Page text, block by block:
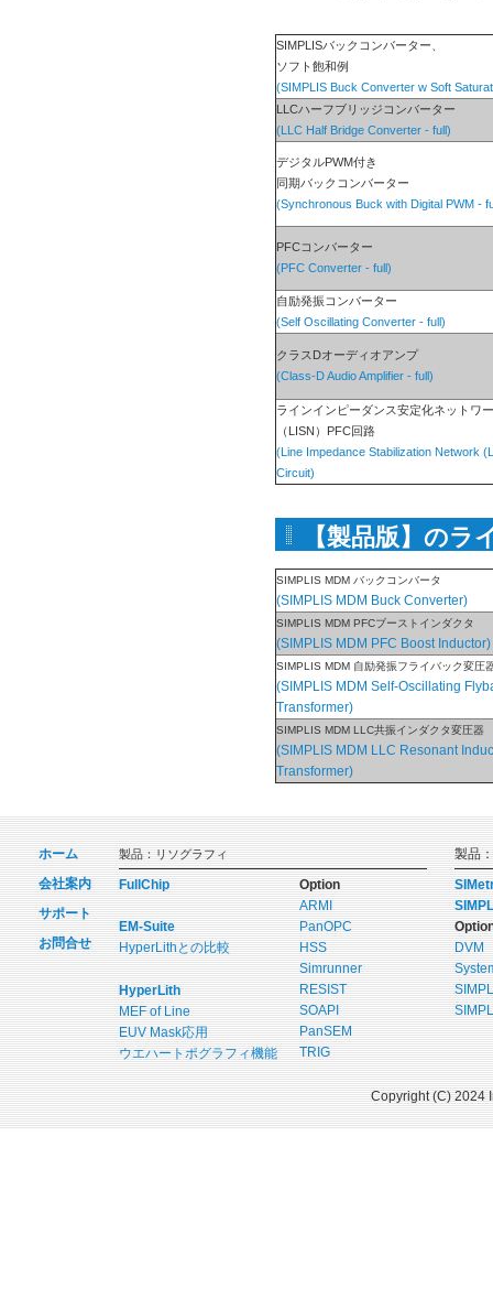
SIMPLISバックコンバーター、
ソフト飽和例
(SIMPLIS Buck Converter w Soft
LLCハーフブリッジコンバーター
(LLC Half Bridge Converter - full)
デジタルPWM付き
同期バックコンバーター
(Synchronous Buck with Digital PWM -
PFCコンバーター
(PFC Converter - full)
自励発振コンバーター
(Self Oscillating Converter - full)
クラスDオーディオアンプ
(Class-D Audio Amplifier - full)
ラインインピーダンス安定化ネットワ
（LISN）PFC回路
(Line Impedance Stabilization Network
Circuit)
【製品版】の
SIMPLIS MDM バックコンバータ
(SIMPLIS MDM Buck Converter)
SIMPLIS MDM PFCブーストインダクタ
(SIMPLIS MDM PFC Boost Inductor)
SIMPLIS MDM 自励発振フライバック変圧
(SIMPLIS MDM Self-Oscillating
Transformer)
SIMPLIS MDM LLC共振インダクタ変圧器
(SIMPLIS MDM LLC Resonant
Transformer)
ホーム
会社案内
サポート
お問合せ
製品：リソグラフィ
FullChip
EM-Suite
HyperLithとの比較
HyperLith
MEF of Line
EUV Mask応用
ウエハートポグラフィ機能
Option
ARMI
PanOPC
HSS
Simrunner
RESIST
SOAPI
PanSEM
TRIG
製品
DVM
Copyright (C) 2024